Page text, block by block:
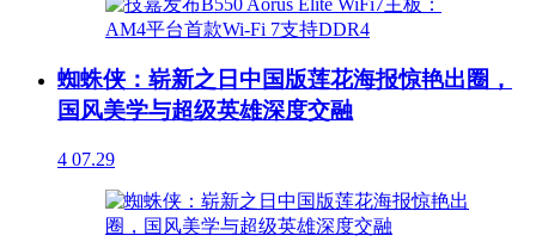
蜘蛛侠：崭新之日中国版莲花海报惊艳出圈，
国风美学与超级英雄深度交融
4 07.29